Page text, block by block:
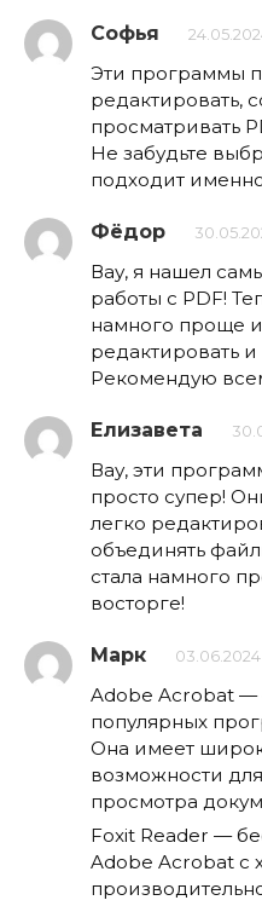
Софья
Эти программы
редактировать,
просматривать
Не забудьте
подходит
Фёдор
Вау, я нашел
работы с PDF!
намного проще и
редактировать
Рекомендую
Елизавета
Вау, эти
просто супер!
легко
объединять
стала намного
восторге!
Марк
Adobe Acrobat —
популярных
Она имеет
возможности
просмотра
Foxit Reader —
Adobe Acrobat с